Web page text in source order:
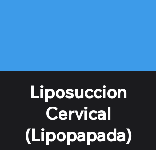
Liposuccion
Cervical
(Lipopapada)